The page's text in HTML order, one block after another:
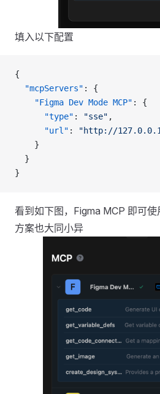
填入以下配置
{
  "mcpServers"
: {
    "Figma Dev Mode MCP"
: {
      "type"
: "sse" ,
      "url"
:
"http://
    }
  }
}
看到如下图，Figma MCP 即可
方案也大同小异